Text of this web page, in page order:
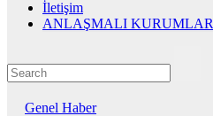
İletişim
ANLAŞMALI KURUMLAR
Genel Haber